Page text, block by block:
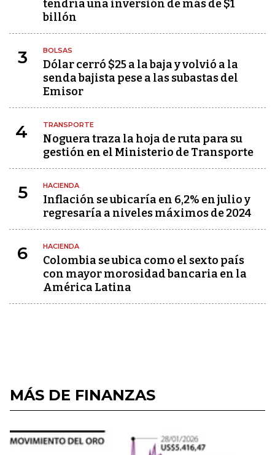
tendría una inversión de más de $1
billón
3 BOLSAS
Dólar cerró $25 a la baja y volvió a la
senda bajista pese a las subastas del
Emisor
4 TRANSPORTE
Noguera traza la hoja de ruta para su
gestión en el Ministerio de Transporte
5 HACIENDA
Inflación se ubicaría en 6,2% en julio y
regresaría a niveles máximos de 2024
6 HACIENDA
Colombia se ubica como el sexto país
con mayor morosidad bancaria en la
América Latina
MÁS DE FINANZAS